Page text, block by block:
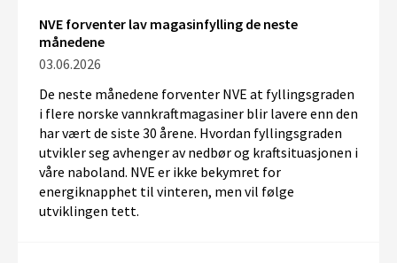
NVE forventer lav magasinfylling de neste
månedene
03.06.2026
De neste månedene forventer NVE at fyllingsgraden
i flere norske vannkraftmagasiner blir lavere enn den
har vært de siste 30 årene. Hvordan fyllingsgraden
utvikler seg avhenger av nedbør og kraftsituasjonen i
våre naboland. NVE er ikke bekymret for
energiknapphet til vinteren, men vil følge
utviklingen tett.